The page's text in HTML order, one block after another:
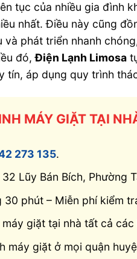
tục của nhiều gia đình
nhất. Điều này cũng
phát triển nhanh
đó,Điện Lạnh Limosa
tín, áp dụng quy trình
MÁY GIẶT TẠI
273 135.
Lũy Bán Bích, Phường
phút – Miễn phí kiểm
máy giặt tại nhà tất cả
máy giặt ở mọi quận